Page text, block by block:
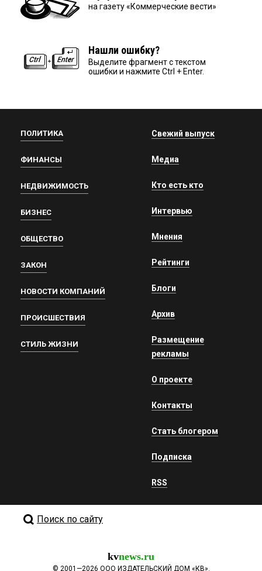
на газету «Коммерческие вести»
Нашли ошибку?
Выделите фрагмент с текстом
ошибки и нажмите Ctrl + Enter.
ПОЛИТИКА
ФИНАНСЫ
НЕДВИЖИМОСТЬ
БИЗНЕС
ОБЩЕСТВО
ЗАКОН
НОВОСТИ КОМПАНИЙ
ПРОИСШЕСТВИЯ
СТИЛЬ ЖИЗНИ
Свежий выпуск
Медиа
Кто есть кто
Интервью
Мнения
Рейтинги
Блоги
Архив
Размещение
рекламы
О проекте
Контакты
Стать блогером
Подписка
RSS
Поиск по сайту
kvnews.ru
© 2001—2026 ООО ИЗДАТЕЛЬСКИЙ ДОМ «КВ».